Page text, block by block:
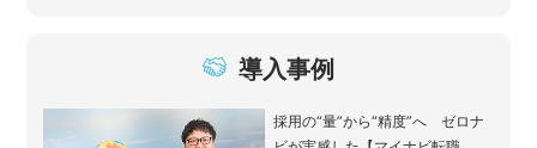
導入事例
採用の“量”から“精度”へ ゼロナ